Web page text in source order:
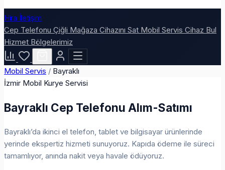
Hira İletişim
Cep Telefonu Çiğli Mağaza Cihazını Sat Mobil Servis Cihaz Bul
Hizmet Bölgelerimiz
Mobil Servis / Bayraklı
İzmir Mobil Kurye Servisi
Bayraklı Cep Telefonu Alım-Satımı
Bayraklı’da ikinci el telefon, tablet ve bilgisayar ürünlerinde
yerinde ekspertiz hizmeti sunuyoruz. Kapıda ödeme ile süreci
tamamlıyor, anında nakit veya havale ödüyoruz.